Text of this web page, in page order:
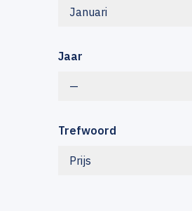
Januari
Jaar
—
Trefwoord
Prijs